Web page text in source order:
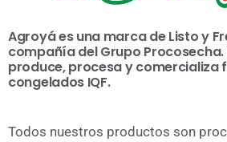
Agroyá es una marca de Listo y
compañía del Grupo Procosecha.
produce, procesa y comercializa
congelados IQF.
Todos nuestros productos son